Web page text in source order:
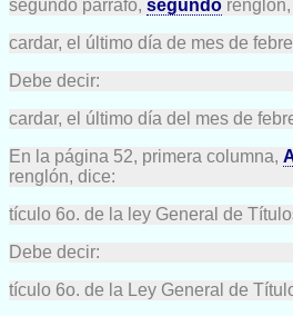
segundo párrafo, segundo
cardar, el último día de mes de
Debe decir:
cardar, el último día del mes de
En la página 52, primera columna,
renglón, dice:
tículo 6o. de la ley General de
Debe decir:
tículo 6o. de la Ley General de